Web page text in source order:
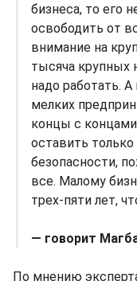
бизнеса, то его
освободить от
внимание на
тысяча крупных
надо работать.
мелких
концы с
оставить
безопасности,
все. Малому
трех-пяти лет,
— говорит
По мнению